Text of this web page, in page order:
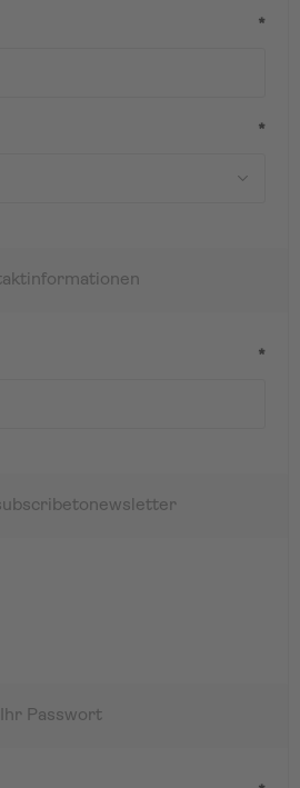
*
*
*
Ihr Passwort